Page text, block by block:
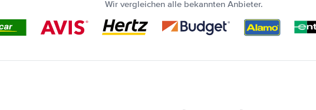
Wir vergleichen alle bekannten Anbieter.